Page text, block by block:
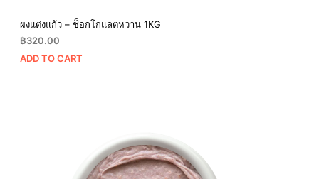
ผงแต่งแก้ว – ช็อกโกแลตหวาน 1KG
฿320.00
ADD TO CART